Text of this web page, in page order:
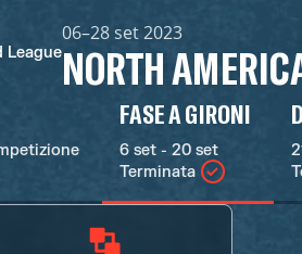
06–28 set 2023
NORTH
FASE A GIRONI
6 set - 20 set
Terminata